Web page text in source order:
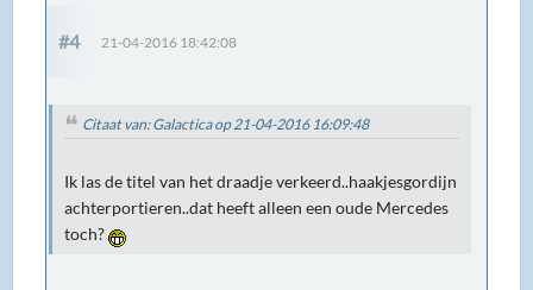
#4 21-04-2016 18:42:08
Citaat van: Galactica op 21-04-2016 16:09:48
Ik las de titel van het draadje verkeerd..haakjesgordijn
achterportieren..dat heeft alleen een oude Mercedes
toch?